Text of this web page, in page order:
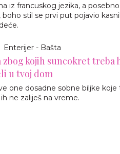
iz francuskog jezika, a
boho stil se prvi put pojavio
Enterijer - Bašta
zbog kojih suncokret treba
u tvoj dom
one dosadne sobne biljke koje
ne zaliješ na vreme.